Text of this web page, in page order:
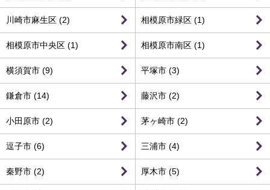
川崎市麻生区 (2) 相模原市緑区 (1)
相模原市中央区 (1) 相模原市南区 (1)
横須賀市 (9) 平塚市 (3)
鎌倉市 (14) 藤沢市 (2)
小田原市 (2) 茅ヶ崎市 (2)
逗子市 (6) 三浦市 (4)
秦野市 (2) 厚木市 (5)